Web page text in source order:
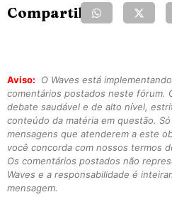
Compartilhe:
Aviso:
O Waves está
comentários postados neste fórum.
debate saudável e de alto nível,
conteúdo da matéria em questão.
mensagens que atenderem a este
você concorda com nossos termos
Os comentários postados não
Waves e a responsabilidade é
mensagem.